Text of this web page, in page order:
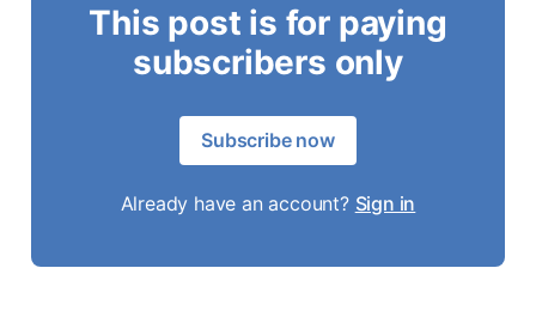
This post is for paying
subscribers only
Subscribe now
Already have an account? Sign in